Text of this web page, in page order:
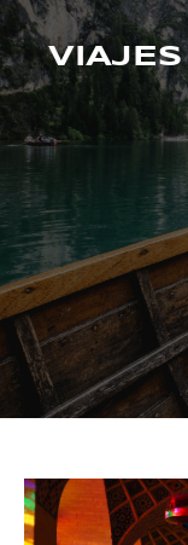
Saltar
contenido